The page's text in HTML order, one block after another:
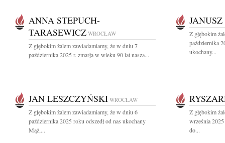
ANNA STEPUCH-
TARASEWICZ WROCŁAW
Z głębokim żalem zawiadamiamy, że w dniu 7
października 2025 r. zmarła w wieku 90 lat nasza...
Z głębokim
października
ukochany...
JAN LESZCZYŃSKI WROCŁAW
Z głębokim żalem zawiadamiamy, że w dniu 6
października 2025 roku odszedł od nas ukochany
Mąż,...
Z głębokim
września
do...